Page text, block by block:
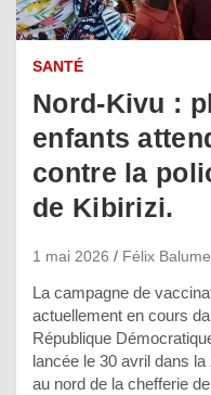
SANTÉ
Nord-Kivu :
enfants
contre la
de Kibirizi.
1 mai 2026 Félix Balume
La campagne de
actuellement en cours
République
lancée le 30 avril dans
au nord de la chefferie